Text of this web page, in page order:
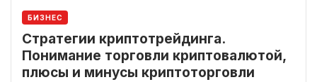
БИЗНЕС
Стратегии криптотрейдинга.
Понимание торговли криптовалютой,
плюсы и минусы криптоторговли